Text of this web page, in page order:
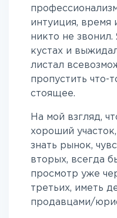
интуиция, время
никто не звонил.
кустах и
листал
пропустить что-
стоящее.
На мой взгляд,
хороший
знать рынок,
вторых, всегда
просмотр уже
третьих, иметь
продавцами/